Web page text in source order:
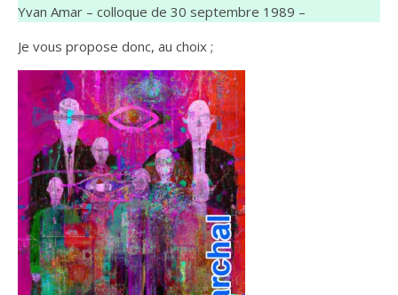
Yvan Amar – colloque de 30 septembre 1989 –
Je vous propose donc, au choix ;